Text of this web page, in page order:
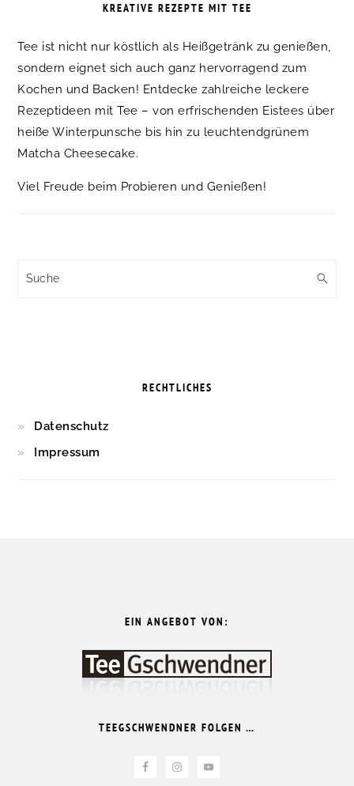
KREATIVE REZEPTE MIT TEE
Tee ist nicht nur köstlich als Heißgetränk zu genießen,
sondern eignet sich auch ganz hervorragend zum
Kochen und Backen! Entdecke zahlreiche leckere
Rezeptideen mit Tee – von erfrischenden Eistees über
heiße Winterpunsche bis hin zu leuchtendgrünem
Matcha Cheesecake.
Viel Freude beim Probieren und Genießen!
Suche
RECHTLICHES
Datenschutz
Impressum
EIN ANGEBOT VON:
TEEGSCHWENDNER FOLGEN …